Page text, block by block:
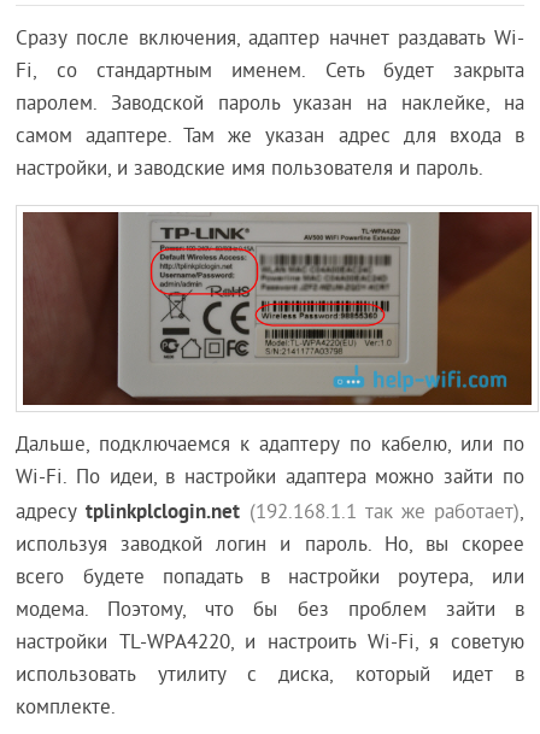
Сразу после включения, адаптер начнет раздавать Wi-
Fi, со стандартным именем. Сеть будет закрыта
паролем. Заводской пароль указан на наклейке, на
самом адаптере. Там же указан адрес для входа в
настройки, и заводские имя пользователя и пароль.
Дальше, подключаемся к адаптеру по кабелю, или по
Wi-Fi. По идеи, в настройки адаптера можно зайти по
адресуtplinkplclogin.net (192.168.1.1 так же работает),
используя заводкой логин и пароль. Но, вы скорее
всего будете попадать в настройки роутера, или
модема. Поэтому, что бы без проблем зайти в
настройки TL-WPA4220, и настроить Wi-Fi, я советую
использовать утилиту с диска, который идет в
комплекте.